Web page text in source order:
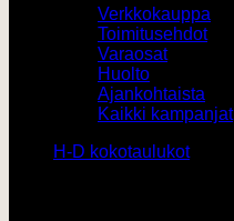
Verkkokauppa
Toimitusehdot
Varaosat
Huolto
Ajankohtaista
Kaikki kampanjat
H-D kokotaulukot